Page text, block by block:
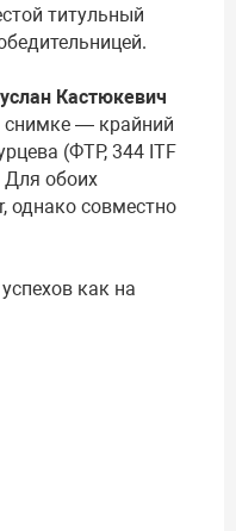
титульный
Кастюкевич
снимке — крайний
(ФТР, 344 ITF
Для обоих
однако совместно
как на